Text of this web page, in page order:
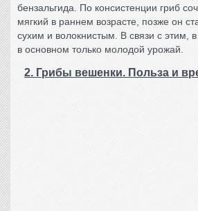
бензальгида. По консистенции гриб
мягкий в раннем возрасте, позже он
сухим и волокнистым. В связи с этим,
в основном только молодой урожай.
2. Грибы вешенки. Польза и